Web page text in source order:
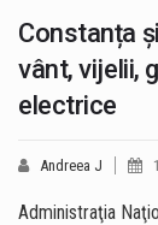
Constanța
vânt, vijelii,
electrice
Andreea J
Administraţia